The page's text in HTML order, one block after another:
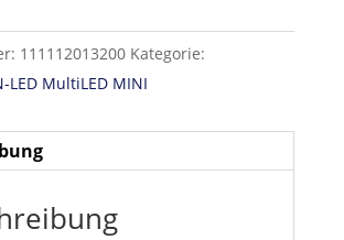
111112013200 Kategorie:
LED MultiLED MINI